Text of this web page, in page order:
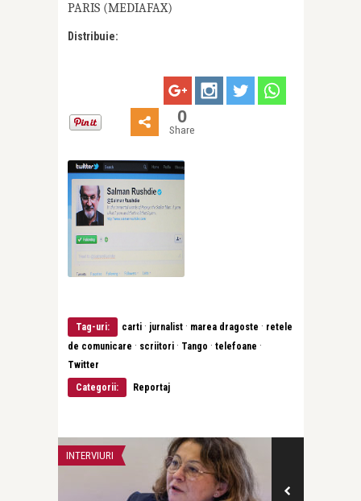
PARIS (MEDIAFAX)
Distribuie:
0
Share
Tag-uri: carti · jurnalist · marea dragoste · retele
de comunicare · scriitori · Tango · telefoane ·
Twitter
Categorii:
Reportaj
INTERVIURI